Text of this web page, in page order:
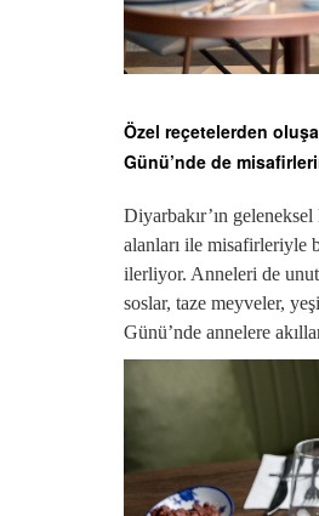
Özel reçetelerden
Günü’nde de
Diyarbakır’ın
alanları ile misafirleriyle
ilerliyor. Anneleri de
soslar, taze meyveler,
Günü’nde annelere